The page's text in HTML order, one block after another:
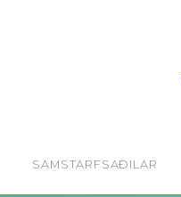
SAMSTARFSAÐILAR